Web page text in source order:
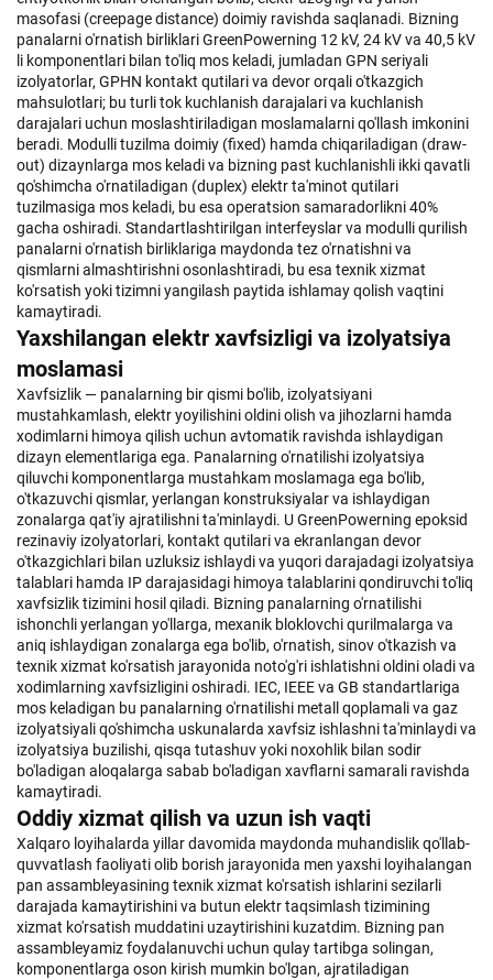
masofasi (creepage distance) doimiy ravishda saqlanadi. Bizning
panalarni o'rnatish birliklari GreenPowerning 12 kV, 24 kV va 40,5 kV
li komponentlari bilan to'liq mos keladi, jumladan GPN seriyali
izolyatorlar, GPHN kontakt qutilari va devor orqali o'tkazgich
mahsulotlari; bu turli tok kuchlanish darajalari va kuchlanish
darajalari uchun moslashtiriladigan moslamalarni qo'llash imkonini
beradi. Modulli tuzilma doimiy (fixed) hamda chiqariladigan (draw-
out) dizaynlarga mos keladi va bizning past kuchlanishli ikki qavatli
qo'shimcha o'rnatiladigan (duplex) elektr ta'minot qutilari
tuzilmasiga mos keladi, bu esa operatsion samaradorlikni 40%
gacha oshiradi. Standartlashtirilgan interfeyslar va modulli qurilish
panalarni o'rnatish birliklariga maydonda tez o'rnatishni va
qismlarni almashtirishni osonlashtiradi, bu esa texnik xizmat
ko'rsatish yoki tizimni yangilash paytida ishlamay qolish vaqtini
kamaytiradi.
Yaxshilangan elektr xavfsizligi va izolyatsiya
moslamasi
Xavfsizlik — panalarning bir qismi bo'lib, izolyatsiyani
mustahkamlash, elektr yoyilishini oldini olish va jihozlarni hamda
xodimlarni himoya qilish uchun avtomatik ravishda ishlaydigan
dizayn elementlariga ega. Panalarning o'rnatilishi izolyatsiya
qiluvchi komponentlarga mustahkam moslamaga ega bo'lib,
o'tkazuvchi qismlar, yerlangan konstruksiyalar va ishlaydigan
zonalarga qat'iy ajratilishni ta'minlaydi. U GreenPowerning epoksid
rezinaviy izolyatorlari, kontakt qutilari va ekranlangan devor
o'tkazgichlari bilan uzluksiz ishlaydi va yuqori darajadagi izolyatsiya
talablari hamda IP darajasidagi himoya talablarini qondiruvchi to'liq
xavfsizlik tizimini hosil qiladi. Bizning panalarning o'rnatilishi
ishonchli yerlangan yo'llarga, mexanik bloklovchi qurilmalarga va
aniq ishlaydigan zonalarga ega bo'lib, o'rnatish, sinov o'tkazish va
texnik xizmat ko'rsatish jarayonida noto'g'ri ishlatishni oldini oladi va
xodimlarning xavfsizligini oshiradi. IEC, IEEE va GB standartlariga
mos keladigan bu panalarning o'rnatilishi metall qoplamali va gaz
izolyatsiyali qo'shimcha uskunalarda xavfsiz ishlashni ta'minlaydi va
izolyatsiya buzilishi, qisqa tutashuv yoki noxohlik bilan sodir
bo'ladigan aloqalarga sabab bo'ladigan xavflarni samarali ravishda
kamaytiradi.
Oddiy xizmat qilish va uzun ish vaqti
Xalqaro loyihalarda yillar davomida maydonda muhandislik qo'llab-
quvvatlash faoliyati olib borish jarayonida men yaxshi loyihalangan
pan assambleyasining texnik xizmat ko'rsatish ishlarini sezilarli
darajada kamaytirishini va butun elektr taqsimlash tizimining
xizmat ko'rsatish muddatini uzaytirishini kuzatdim. Bizning pan
assambleyamiz foydalanuvchi uchun qulay tartibga solingan,
komponentlarga oson kirish mumkin bo'lgan, ajratiladigan